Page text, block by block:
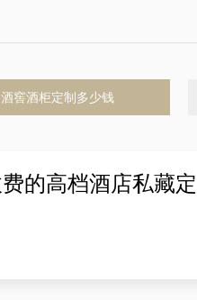
酒窖酒柜定制多少钱
的高档酒店私藏定